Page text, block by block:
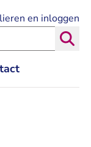
en inloggen